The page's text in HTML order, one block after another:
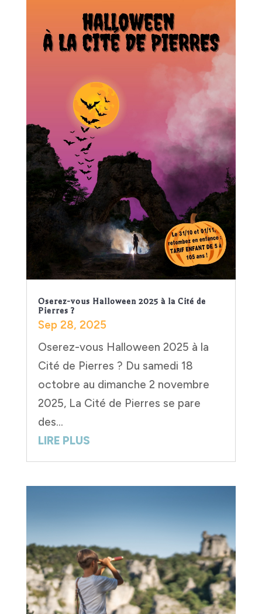
Oserez-vous Halloween 2025 à la Cité de
Pierres ?
Sep 28, 2025
Oserez-vous Halloween 2025 à la
Cité de Pierres ? Du samedi 18
octobre au dimanche 2 novembre
2025, La Cité de Pierres se pare
des...
LIRE PLUS